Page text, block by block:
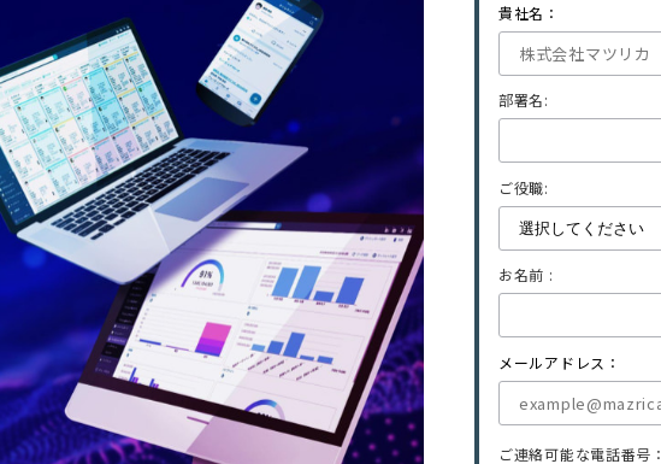
貴社名：
部署名:
ご役職:
お名前 :
メールアドレス：
ご連絡可能な電話番号：